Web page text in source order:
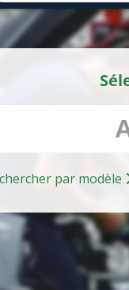
Rechercher par modèle